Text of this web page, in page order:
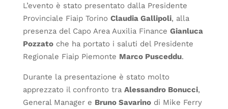
L’evento è stato presentato dalla Presidente
Provinciale Fiaip Torino Claudia Gallipoli, alla
presenza del Capo Area Auxilia Finance Gianluca
Pozzatoche ha portato i saluti del Presidente
Regionale Fiaip Piemonte Marco Pusceddu.
Durante la presentazione è stato molto
apprezzato il confronto tra Alessandro Bonucci,
General Manager e Bruno Savarinodi Mike Ferry